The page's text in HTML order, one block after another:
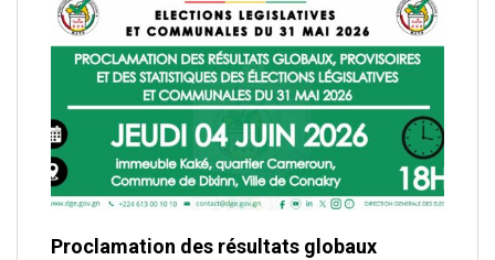
Proclamation des résultats globaux